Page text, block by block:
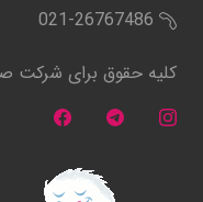
021-26767486
کلیه حقوق برای شرکت